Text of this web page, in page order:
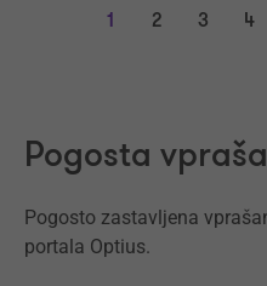
1 2 3 4
Pogosta
Pogosto zastavljena
portala Optius.